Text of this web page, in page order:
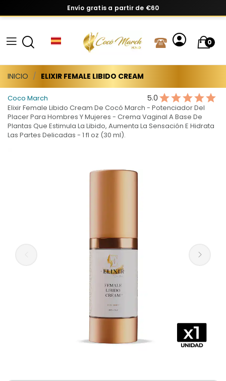
Envío gratis a partir de €60
0
INICIO ELIXIR FEMALE LIBIDO CREAM
Coco March 5.0
Elixir Female Libido Cream De Cocó March - Potenciador Del
Placer Para Hombres Y Mujeres - Crema Vaginal A Base De
Plantas Que Estimula La Libido, Aumenta La Sensación E Hidrata
Las Partes Delicadas - 1 fl oz (30 ml).